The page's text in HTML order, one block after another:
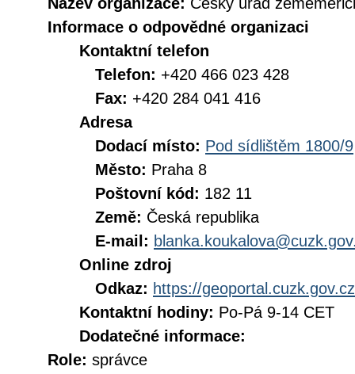
Informace o odpovědné organizaci
Kontaktní telefon
Telefon: +420 466 023 428
Fax: +420 284 041 416
Adresa
Dodací místo: Pod sídlištěm 1800/9
Město: Praha 8
Poštovní kód: 182 11
Země: Česká republika
E-mail:
Online zdroj
Odkaz: https://geoportal.cuzk.gov.cz
Kontaktní hodiny: Po-Pá 9-14 CET
Dodatečné informace:
Role: správce